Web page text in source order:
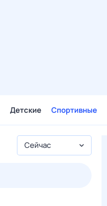
Детские Спортивные
Сейчас